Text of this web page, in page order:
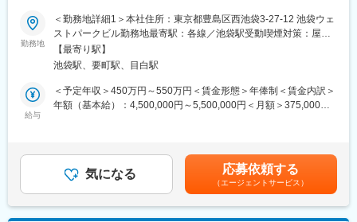
■安心の研修体制：
・入社から3か月間：座学研修（導入教育）のみ
└医薬品や医療業界、営業方法についての知識を身につけます。
・導入教育終了後は、Web講義、e-Learning、集合研修を組み合
わせて行う、MR認定試験に100％を担保する対策講座がありま
す。
★入社同期がいるため、一緒に頑張れる環境です！専門性の高い
営業職が目指せます。
・土日祝休／年間休日122日
【はじめに／CSOとは】
EPファーマラインは「CSO業界」の中でも医療機器業界に特化し
た事業を展開している、国内でも数少ない大手企業です！CSO事
業とは、クライアントである国内の医療機器メーカーの営業機能
を一部EPファーマラインにて代行するサービスのことで、今回の
募集ではEPファーマラインの正社員として入社いただき、提携し
病院の医師や看護師、臨床工学技士などの医療従事者対し、情報
提供と提案営業を担当頂きます！基本的には既存顧客向けのルー
ト営業がメイン(一部新規あり)で、直行直帰の勤務が多く、自身で
勤務地
＜勤務地詳細1＞本社住所：東京都豊島区西池袋3-27-12 池袋ウェ
ストパークビル勤務地最寄駅：各線／池袋駅受動喫煙対策：屋内
全面禁煙＜勤務地詳細2＞関東エリア住所：東京都等、関東エリア
への配属予定となります。 受動喫煙対策：屋内全面禁煙変更の範
【最寄り駅】
池袋駅、要町駅、目白駅
給与
＜予定年収＞450万円～550万円＜賃金形態＞年俸制＜賃金内訳＞
年額（基本給）：4,500,000円～5,500,000円＜月額＞375,000円
気になる 応募依頼する
（エージェントサービス）